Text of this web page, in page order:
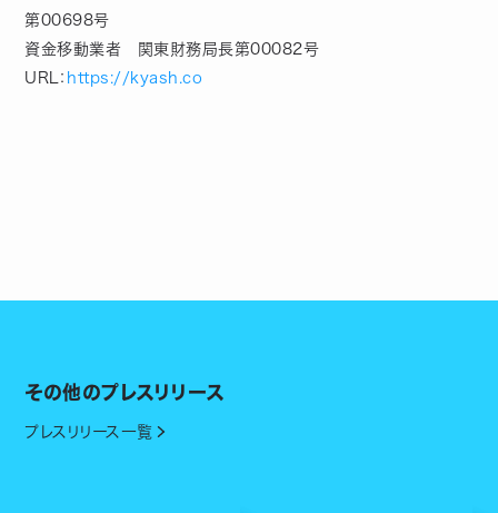
第00698号
資金移動業者 関東財務局長第00082号
URL： https://kyash.co
その他のプレスリリース
プレスリリース一覧